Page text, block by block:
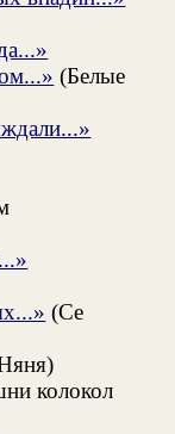
(Белые
(Се
колокол